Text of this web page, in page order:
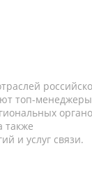
топ-
также
и услуг связи.